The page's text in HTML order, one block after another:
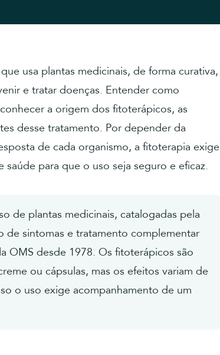
usa plantas medicinais, de forma curativa,
e tratar doenças. Entender como
a origem dos fitoterápicos, as
desse tratamento. Por depender da
de cada organismo, a fitoterapia exige
para que o uso seja seguro e eficaz.
de plantas medicinais, catalogadas pela
de sintomas e tratamento complementar
OMS desde 1978. Os fitoterápicos são
ou cápsulas, mas os efeitos variam de
o uso exige acompanhamento de um